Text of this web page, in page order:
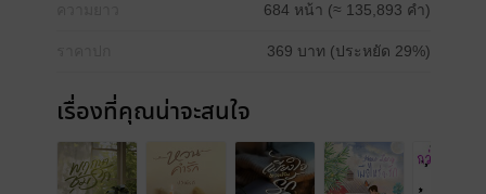
684 หน้า (≈ 135,893 คำ)
369 บาท (ประหยัด 29%)
เรื่องที่คุณน่าจะสนใจ